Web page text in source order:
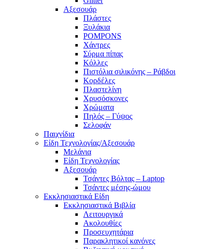
Αξεσουάρ
Πλάστες
Ξυλάκια
POMPONS
Χάντρες
Σύρμα πίπας
Κόλλες
Πιστόλια σιλικόνης – Ράβδοι
Κορδέλες
Πλαστελίνη
Χρυσόσκονες
Χρώματα
Πηλός – Γύψος
Σελοφάν
Παιχνίδια
Είδη Τεχνολογίας/Αξεσουάρ
Μελάνια
Είδη Τεχνολογίας
Αξεσουάρ
Τσάντες Βόλτας – Laptop
Τσάντες μέσης-ώμου
Εκκλησιαστικά Είδη
Εκκλησιαστικά Βιβλία
Λειτουργικά
Ακολουθίες
Προσευχητάρια
Παρακλητικοί κανόνες